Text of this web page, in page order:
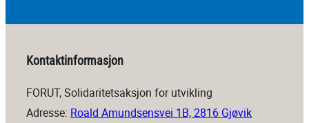
Kontaktinformasjon
FORUT, Solidaritetsaksjon for utvikling
Adresse: Roald Amundsensvei 1B, 2816 Gjøvik